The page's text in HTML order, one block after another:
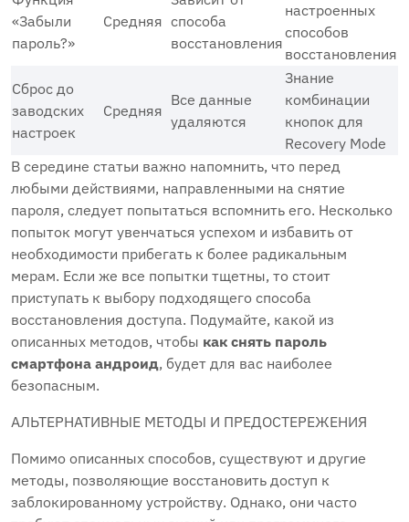
«Забыли
пароль?»
Средняя способа
восстановления
настроенных
способов
восстановления
Сброс до
заводских
настроек
Средняя
Все данные
удаляются
Знание
комбинации
кнопок для
Recovery Mode
В середине статьи важно напомнить, что перед
любыми действиями, направленными на снятие
пароля, следует попытаться вспомнить его. Несколько
попыток могут увенчаться успехом и избавить от
необходимости прибегать к более радикальным
мерам. Если же все попытки тщетны, то стоит
приступать к выбору подходящего способа
восстановления доступа. Подумайте, какой из
описанных методов, чтобы как снять пароль
смартфона андроид, будет для вас наиболее
безопасным.
АЛЬТЕРНАТИВНЫЕ МЕТОДЫ И ПРЕДОСТЕРЕЖЕНИЯ
Помимо описанных способов, существуют и другие
методы, позволяющие восстановить доступ к
заблокированному устройству. Однако, они часто